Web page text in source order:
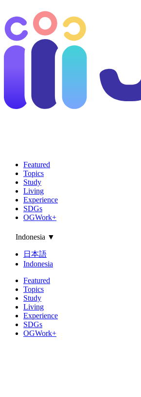
Featured
Topics
Study
Living
Experience
SDGs
OGWork+
Indonesia ▼
日本語
Indonesia
Featured
Topics
Study
Living
Experience
SDGs
OGWork+